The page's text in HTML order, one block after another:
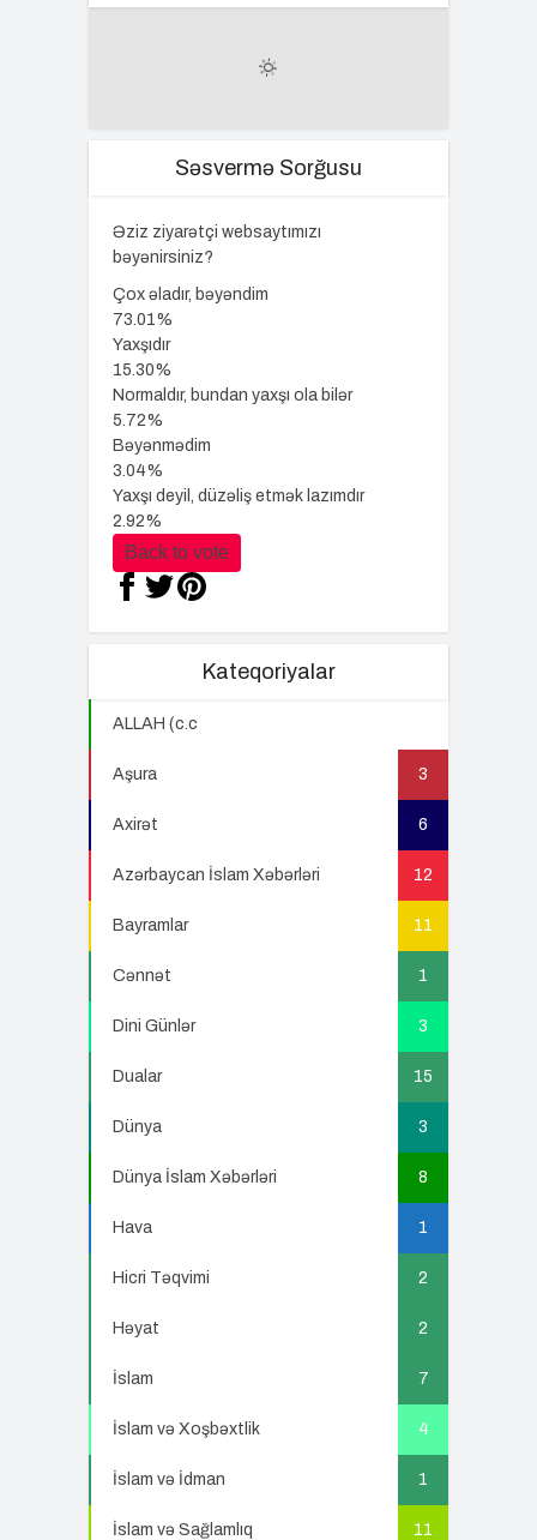
Səsvermə Sorğusu
Əziz ziyarətçi websaytımızı
bəyənirsiniz?
Çox əladır, bəyəndim
73.01%
Yaxşıdır
15.30%
Normaldır, bundan yaxşı ola bilər
5.72%
Bəyənmədim
3.04%
Yaxşı deyil, düzəliş etmək lazımdır
2.92%
Back to vote
Kateqoriyalar
ALLAH (c.c
Aşura 3
Axirət 6
Azərbaycan İslam Xəbərləri 12
Bayramlar 11
Cənnət 1
Dini Günlər 3
Dualar 15
Dünya 3
Dünya İslam Xəbərləri 8
Hava 1
Hicri Təqvimi 2
Həyat 2
İslam 7
İslam və Xoşbəxtlik 4
İslam və İdman 1
İslam və Sağlamlıq 11